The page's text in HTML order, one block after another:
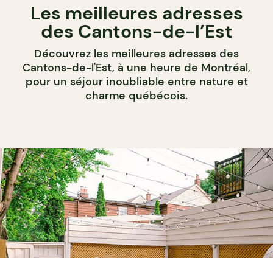
Les meilleures adresses
des Cantons-de-l’Est
Découvrez les meilleures adresses des
Cantons-de-l'Est, à une heure de Montréal,
pour un séjour inoubliable entre nature et
charme québécois.